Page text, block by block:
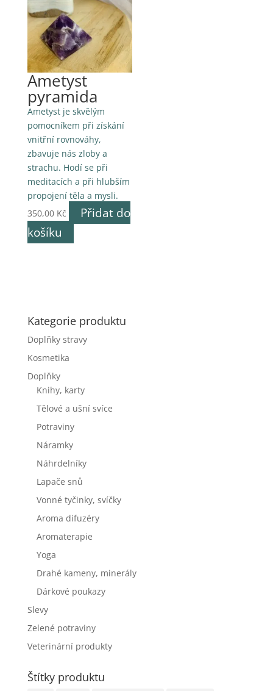
Ametyst
pyramida
Ametyst je skvělým
pomocníkem při získání
vnitřní rovnováhy,
zbavuje nás zloby a
strachu. Hodí se při
meditacích a při hlubším
propojení těla a mysli.
350,00 Kč
Přidat do
košíku
Kategorie produktu
Doplňky stravy
Kosmetika
Doplňky
Knihy, karty
Tělové a ušní svíce
Potraviny
Náramky
Náhrdelníky
Lapače snů
Vonné tyčinky, svíčky
Aroma difuzéry
Aromaterapie
Yoga
Drahé kameny, minerály
Dárkové poukazy
Slevy
Zelené potraviny
Veterinární produkty
Štítky produktu